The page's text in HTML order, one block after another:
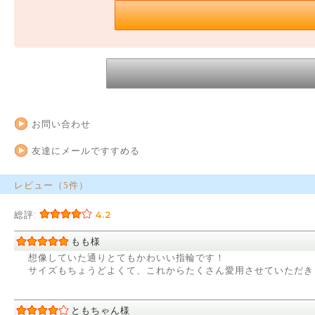
お問い合わせ
友達にメールですすめる
レビュー（5件）
総評: 4.2
もも様
想像していた通りとてもかわいい指輪です！
サイズもちょうどよくて、これからたくさん愛用させていただ
ともちゃん様